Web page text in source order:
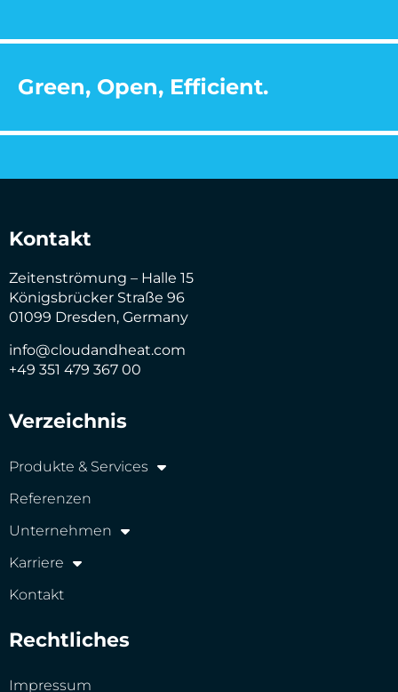
Green, Open, Efficient.
Kontakt
Zeitenströmung – Halle 15
Königsbrücker Straße 96
01099 Dresden, Germany
info@cloudandheat.com
+49 351 479 367 00
Verzeichnis
Produkte & Services
Referenzen
Unternehmen
Karriere
Kontakt
Rechtliches
Impressum